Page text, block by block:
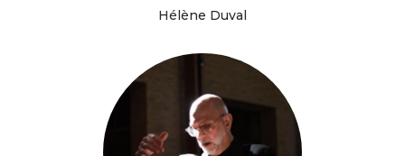
Hélène Duval